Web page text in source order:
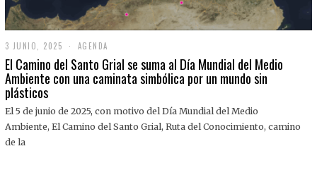
3 JUNIO, 2025
J
U
N
,
0
AGENDA
El Camino del Santo Grial se suma al Día Mundial del Medio
Ambiente con una caminata simbólica por un mundo sin
plásticos
El 5 de junio de 2025, con motivo del Día Mundial del Medio
Ambiente, El Camino del Santo Grial, Ruta del Conocimiento, camino
de la